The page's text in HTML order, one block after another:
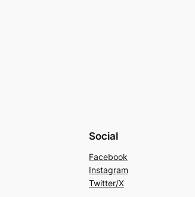
Social
Facebook
Instagram
Twitter/X